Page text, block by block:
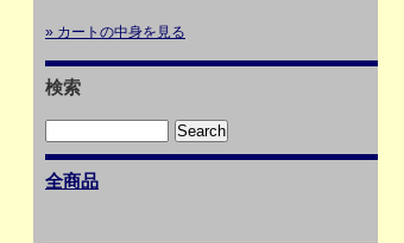
» カートの中身を見る
検索
全商品